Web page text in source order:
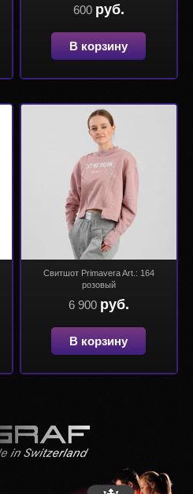
600 руб.
В корзину
Свитшот Primavera Art.: 164
розовый
6 900 руб.
В корзину